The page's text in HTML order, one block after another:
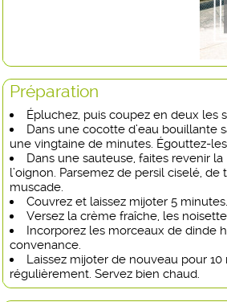
Préparation
Épluchez, puis coupez en deux les
Dans une cocotte d’eau bouillante
une vingtaine de minutes. Égouttez-
Dans une sauteuse, faites revenir
l’oignon. Parsemez de persil ciselé,
muscade.
Couvrez et laissez mijoter 5 minutes.
Versez la crème fraîche, les
Incorporez les morceaux de dinde
convenance.
Laissez mijoter de nouveau pour
régulièrement. Servez bien chaud.